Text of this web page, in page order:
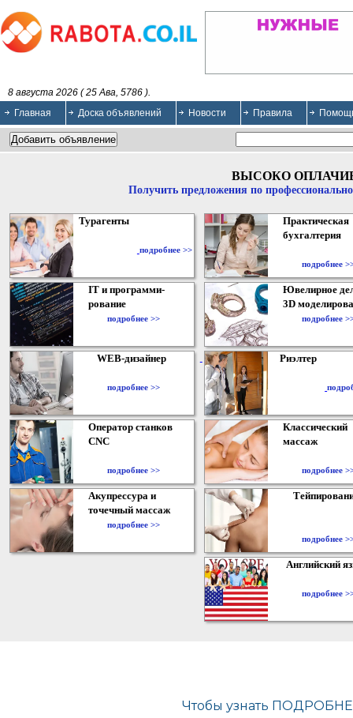
8 августа 2026 ( 25 Ава, 5786 ).
Главная
Доска объявлений Новости Правила
ВЫСОКО
Получить предложения по
Турагенты
подробнее >>
Практическая
бухгалтерия
подробнее
IT и программи-
рование
подробнее >>
Ювелирное
3D
подробнее
WEB-дизайнер
подробнее >>
Риэлтер
Оператор станков
CNC
подробнее >>
Классический
массаж
подробнее
Акупрессура и
точечный массаж
подробнее >>
подробнее
Английский
подробнее